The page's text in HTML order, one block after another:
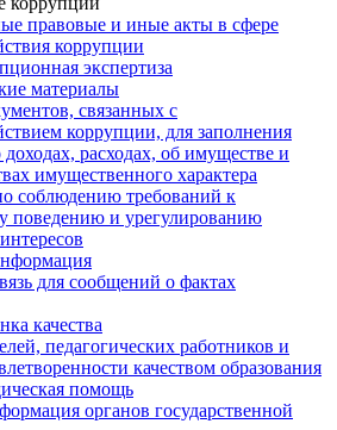
правовые и иные акты в сфере
коррупции
экспертиза
материалы
связанных с
коррупции, для заполнения
расходах, об имуществе и
имущественного характера
соблюдению требований к
поведению и урегулированию
для сообщений о фактах
качества
педагогических работников и
качеством образования
помощь
органов государственной